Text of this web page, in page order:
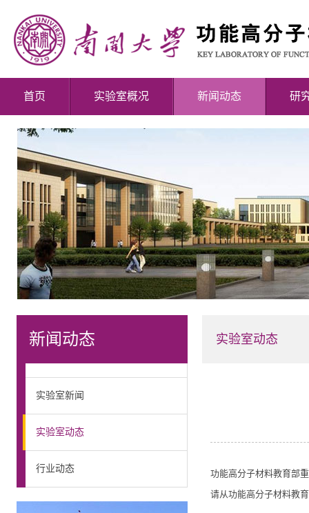
首页 实验室概况 新闻动态 研
新闻动态
实验室新闻
实验室动态
行业动态
实验室动态
功能高分子材料教育部
请从功能高分子材料教